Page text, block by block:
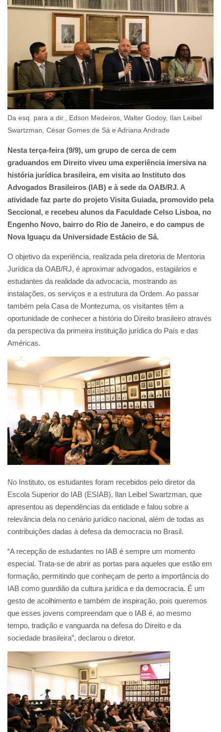
Da esq. para a dir., Edson Medeiros, Walter Godoy, Ilan Leibel
Swartzman, César Gomes de Sá e Adriana Andrade
Nesta terça-feira (9/9), um grupo de cerca de cem
graduandos em Direito viveu uma experiência imersiva na
história jurídica brasileira, em visita ao Instituto dos
Advogados Brasileiros (IAB) e à sede da OAB/RJ. A
atividade faz parte do projeto Visita Guiada, promovido pela
Seccional, e recebeu alunos da Faculdade Celso Lisboa, no
Engenho Novo, bairro do Rio de Janeiro, e do campus de
Nova Iguaçu da Universidade Estácio de Sá.
O objetivo da experiência, realizada pela diretoria de Mentoria
Jurídica da OAB/RJ, é aproximar advogados, estagiários e
estudantes da realidade da advocacia, mostrando as
instalações, os serviços e a estrutura da Ordem. Ao passar
também pela Casa de Montezuma, os visitantes têm a
oportunidade de conhecer a história do Direito brasileiro através
da perspectiva da primeira instituição jurídica do País e das
Américas.
No Instituto, os estudantes foram recebidos pelo diretor da
Escola Superior do IAB (ESIAB), Ilan Leibel Swartzman, que
apresentou as dependências da entidade e falou sobre a
relevância dela no cenário jurídico nacional, além de todas as
contribuições dadas à defesa da democracia no Brasil.
“A recepção de estudantes no IAB é sempre um momento
especial. Trata-se de abrir as portas para aqueles que estão em
formação, permitindo que conheçam de perto a importância do
IAB como guardião da cultura jurídica e da democracia. É um
gesto de acolhimento e também de inspiração, pois queremos
que esses jovens compreendam que o IAB é, ao mesmo
tempo, tradição e vanguarda na defesa do Direito e da
sociedade brasileira”, declarou o diretor.